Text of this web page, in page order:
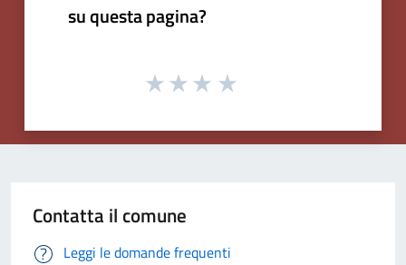
su questa pagina?
Contatta il comune
Leggi le domande frequenti